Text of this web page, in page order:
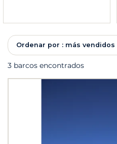
Ordenar por : más vendidos
3 barcos encontrados